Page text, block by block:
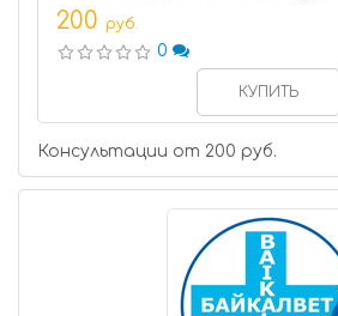
200 руб.
0
КУПИТЬ
Консультации от 200 руб.